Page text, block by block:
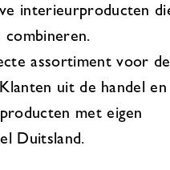
interieurproducten
combineren.
assortiment voor de
uit de handel en
met eigen
Duitsland.